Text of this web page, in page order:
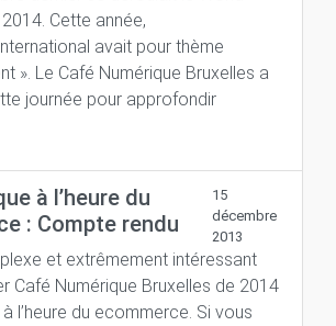
Cette année,
avait pour thème
». Le Café Numérique Bruxelles a
journée pour approfondir
à l’heure du
: Compte rendu
15
décembre
2013
et extrêmement intéressant
Café Numérique Bruxelles de 2014
l’heure du ecommerce. Si vous